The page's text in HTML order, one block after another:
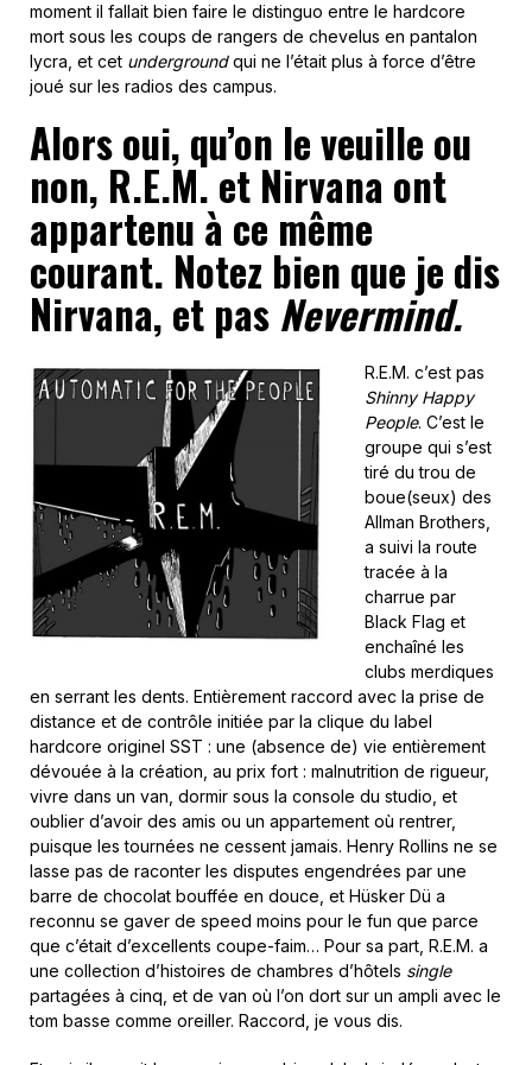
moment il fallait bien faire le distinguo entre le hardcore
mort sous les coups de rangers de chevelus en pantalon
lycra, et cet undergroundqui ne l’était plus à force d’être
joué sur les radios des campus.
Alors oui, qu’on le veuille ou
non, R.E.M. et Nirvana ont
appartenu à ce même
courant. Notez bien que je dis
Nirvana, et pas Nevermind.
R.E.M. c’est pas
Shinny Happy
People. C’est le
groupe qui s’est
tiré du trou de
boue(seux) des
Allman Brothers,
a suivi la route
tracée à la
charrue par
Black Flag et
enchaîné les
clubs merdiques
en serrant les dents. Entièrement raccord avec la prise de
distance et de contrôle initiée par la clique du label
hardcore originel SST : une (absence de) vie entièrement
dévouée à la création, au prix fort : malnutrition de rigueur,
vivre dans un van, dormir sous la console du studio, et
oublier d’avoir des amis ou un appartement où rentrer,
puisque les tournées ne cessent jamais. Henry Rollins ne se
lasse pas de raconter les disputes engendrées par une
barre de chocolat bouffée en douce, et Hüsker Dü a
reconnu se gaver de speed moins pour le fun que parce
que c’était d’excellents coupe-faim… Pour sa part, R.E.M. a
une collection d’histoires de chambres d’hôtels single
partagées à cinq, et de van où l’on dort sur un ampli avec le
tom basse comme oreiller. Raccord, je vous dis.